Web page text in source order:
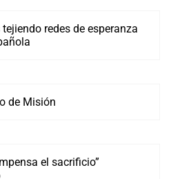
redes de esperanza
de Misión
el sacrificio”